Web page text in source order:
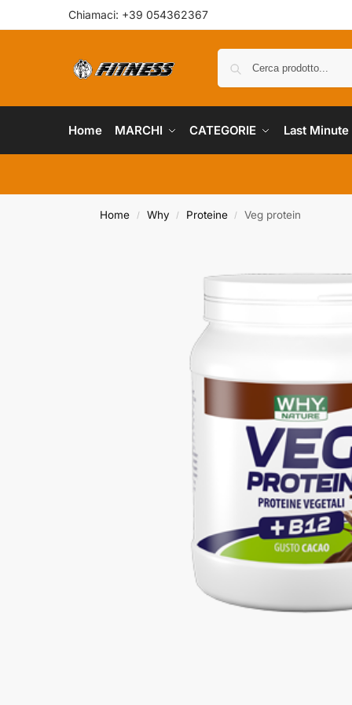
Chiamaci: +39 054362367
Home MARCHI CATEGORIE Last Minute
Home / Why / Proteine / Veg protein